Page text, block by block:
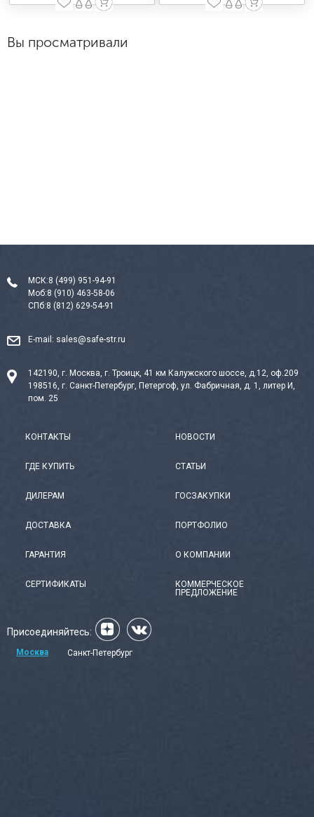
Вы просматривали
МСК:8 (499) 951-94-91
Моб:8 (910) 463-58-06
СПб:8 (812) 629-54-91
E-mail: sales@safe-str.ru
142190, г. Москва, г. Троицк, 41 км Калужского шоссе, д.12, оф.209
198516, г. Санкт-Петербург, Петергоф, ул. Фабричная, д. 1, литер И,
пом. 25
КОНТАКТЫ
ГДЕ КУПИТЬ
ДИЛЕРАМ
ДОСТАВКА
ГАРАНТИЯ
СЕРТИФИКАТЫ
НОВОСТИ
СТАТЬИ
ГОСЗАКУПКИ
ПОРТФОЛИО
О КОМПАНИИ
КОММЕРЧЕСКОЕ
ПРЕДЛОЖЕНИЕ
Присоединяйтесь:
Москва Санкт-Петербург